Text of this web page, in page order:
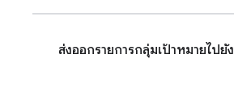
ส่งออกรายการกลุ่มเป้าหมายไปยัง